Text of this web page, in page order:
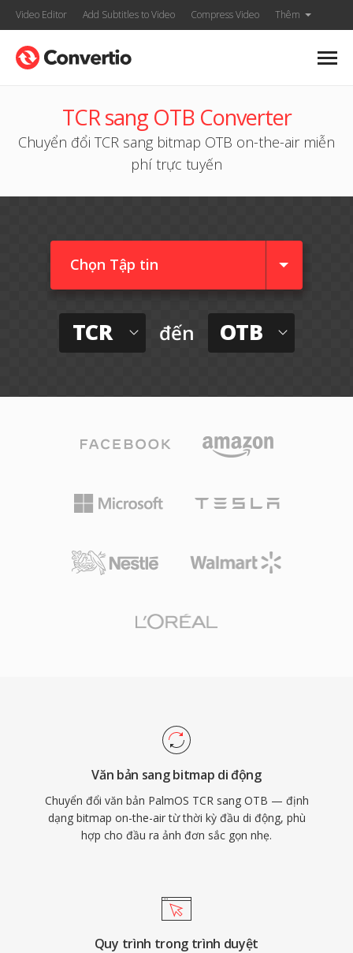
Video Editor Add Subtitles to Video Compress Video Thêm
TCR sang OTB Converter
Chuyển đổi TCR sang bitmap OTB on-the-air miễn
phí trực tuyến
Chọn Tập tin
TCR đến OTB
Văn bản sang bitmap di động
Chuyển đổi văn bản PalmOS TCR sang OTB — định
dạng bitmap on-the-air từ thời kỳ đầu di động, phù
hợp cho đầu ra ảnh đơn sắc gọn nhẹ.
Quy trình trong trình duyệt